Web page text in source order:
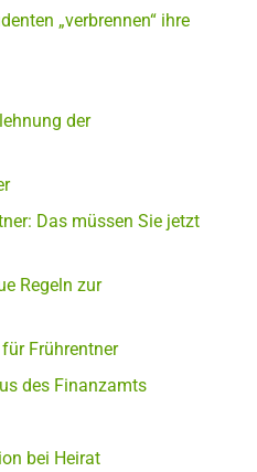
„verbrennen“ ihre
der
Das müssen Sie jetzt
Regeln zur
Frührentner
des Finanzamts
bei Heirat